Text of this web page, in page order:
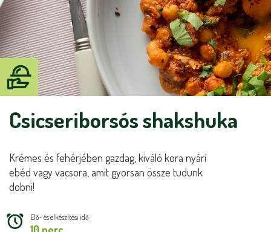
Csicseriborsós shakshuka
Krémes és fehérjében gazdag, kiváló kora nyári
ebéd vagy vacsora, amit gyorsan össze tudunk
dobni!
Elő- és elkészítési idő